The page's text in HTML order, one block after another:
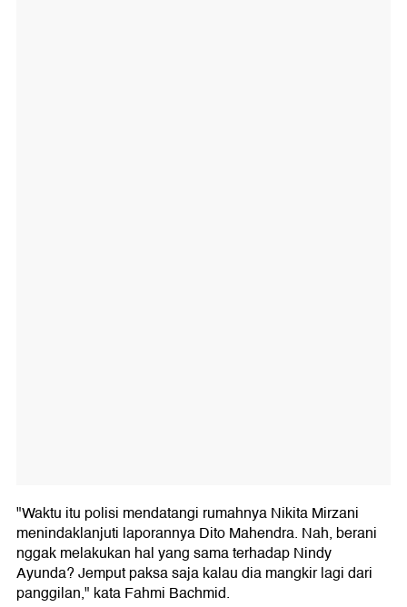
"Waktu itu polisi mendatangi rumahnya Nikita Mirzani
menindaklanjuti laporannya Dito Mahendra. Nah, berani
nggak melakukan hal yang sama terhadap Nindy
Ayunda? Jemput paksa saja kalau dia mangkir lagi dari
panggilan," kata Fahmi Bachmid.